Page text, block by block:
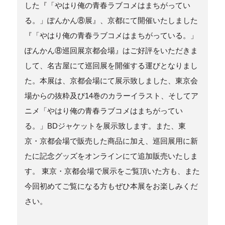
した『「やはり俺の青春ラブコメはまちがってい
る。」ぽんかん⑧展』、京都にて開催いたしました
『「やはり俺の青春ラブコメはまちがっている。」
ぽんかん⑧巡回展京都会場』はご好評をいただきま
して、名古屋にて巡回展を開催する運びとなりまし
た。本展は、京都会場にて展示致しました、東京会
場からの抜粋及び14巻のカラーイラスト、そしてア
ニメ「やはり俺の青春ラブコメはまちがってい
る。」BDジャケットを展示致します。また、東
京・京都会場で販売した商品に加え、巡回展用に新
たに記念グッズをオンラインにて追加販売いたしま
す。 東京・京都会場で展示をご覧頂いた方も、また
今回初めてご覧になる方もぜひ本展をお楽しみくだ
さい。